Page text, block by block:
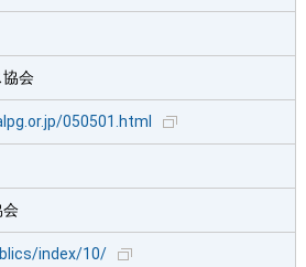
会
050501.html
会
index/10/